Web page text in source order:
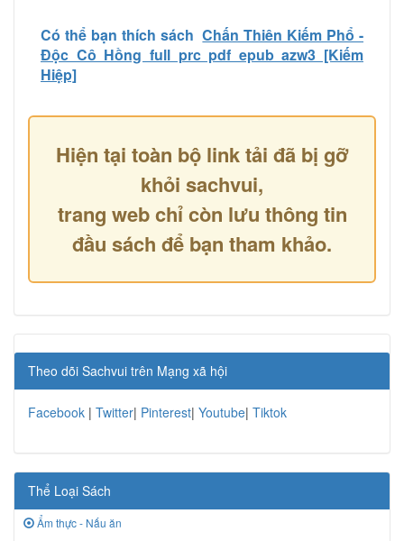
Có thể bạn thích sách Chấn Thiên Kiếm Phổ -
Độc Cô Hồng full prc pdf epub azw3 [Kiếm
Hiệp]
Hiện tại toàn bộ link tải đã bị gỡ
khỏi sachvui,
trang web chỉ còn lưu thông tin
đầu sách để bạn tham khảo.
Theo dõi Sachvui trên Mạng xã hội
Facebook | Twitter| Pinterest| Youtube| Tiktok
Thể Loại Sách
Ẩm thực - Nấu ăn